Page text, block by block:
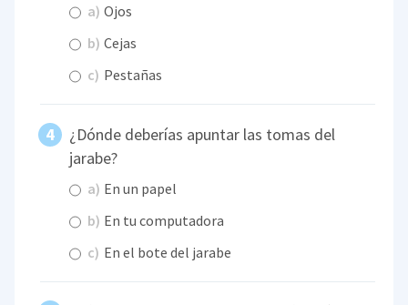
a) Ojos
b) Cejas
c) Pestañas
¿Dónde deberías apuntar las tomas del
jarabe?
a) En un papel
b) En tu computadora
c) En el bote del jarabe